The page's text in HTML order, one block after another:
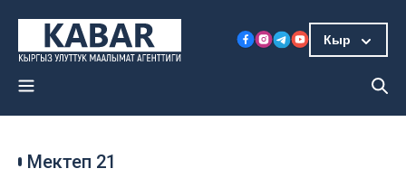
Кыр
Мектеп 21